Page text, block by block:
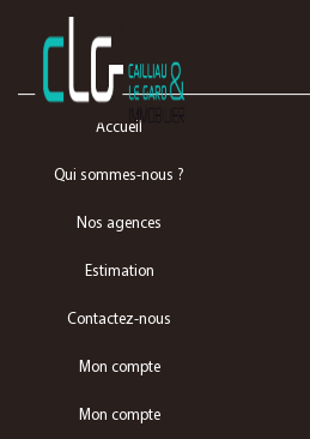
Accueil
Qui sommes-nous ?
Nos agences
Estimation
Contactez-nous
Mon compte
Mon compte